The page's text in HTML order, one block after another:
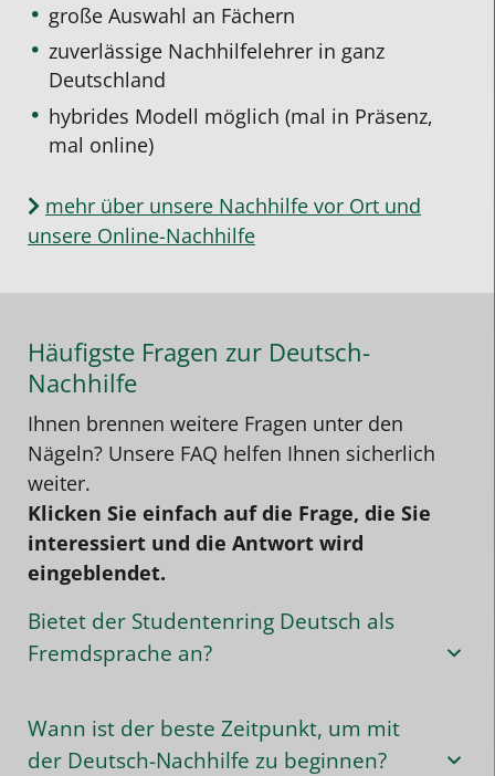
große Auswahl an Fächern
zuverlässige Nachhilfelehrer in ganz
Deutschland
hybrides Modell möglich (mal in Präsenz,
mal online)
mehr über unsere Nachhilfe vor Ort und
unsere Online-Nachhilfe
Häufigste Fragen zur Deutsch-
Nachhilfe
Ihnen brennen weitere Fragen unter den
Nägeln? Unsere FAQ helfen Ihnen sicherlich
weiter.
Klicken Sie einfach auf die Frage, die Sie
interessiert und die Antwort wird
eingeblendet.
Bietet der Studentenring Deutsch als
Fremdsprache an?
Wann ist der beste Zeitpunkt, um mit
der Deutsch-Nachhilfe zu beginnen?